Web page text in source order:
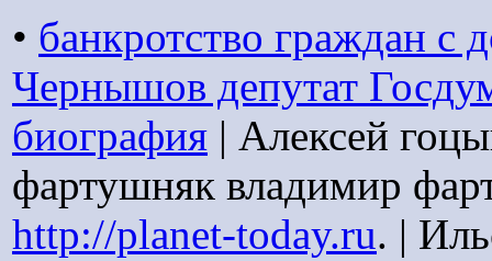
• банкротство граждан с
Чернышов депутат
биография | Алексей
фартушняк владимир
http://planet-today.ru. |